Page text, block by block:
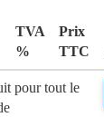
TVA
%
Prix
TTC
pour tout le